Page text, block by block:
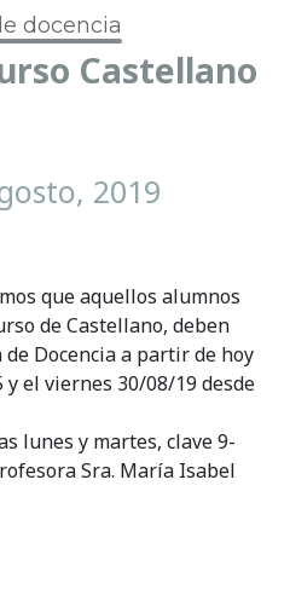
docencia
Castellano
2019
que aquellos alumnos
de Castellano, deben
Docencia a partir de hoy
y el viernes 30/08/19 desde
lunes y martes, clave 9-
Sra. María Isabel